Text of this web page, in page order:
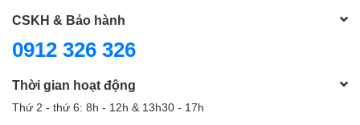
CSKH & Bảo hành
0912 326 326
Thời gian hoạt động
Thứ 2 - thứ 6: 8h - 12h & 13h30 - 17h